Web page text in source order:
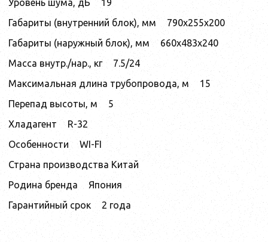
Уровень шума, дБ
19
Габариты (внутренний блок), мм
790x255x200
Габариты (наружный блок), мм
660x483x240
Масса внутр./нар., кг
7.5/24
Максимальная длина трубопровода, м
15
Перепад высоты, м
5
Хладагент
R-32
Особенности
WI-FI
Страна производства Китай
Родина бренда
Япония
Гарантийный срок
2 года